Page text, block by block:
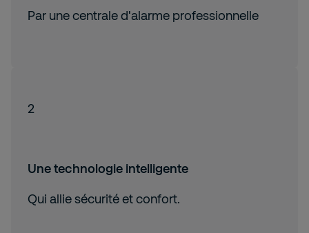
Par une centrale d'alarme professionnelle
2
Une technologie intelligente
Qui allie sécurité et confort.